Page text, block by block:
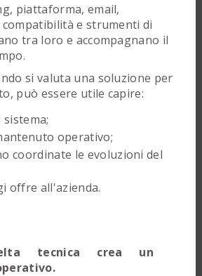
piattaforma, email,
e strumenti di
tra loro e accompagnano il
si valuta una soluzione per
può essere utile capire:
operativo;
coordinate le evoluzioni del
offre all'azienda.
tecnica crea un